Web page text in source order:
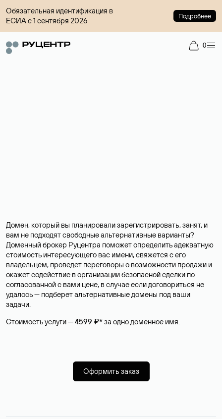
Обязательная идентификация в
ЕСИА с 1 сентября 2026
Подробнее
0
Домен, который вы планировали зарегистрировать, занят, и
вам не подходят свободные альтернативные варианты?
Доменный брокер Руцентра поможет определить адекватную
стоимость интересующего вас имени, свяжется с его
владельцем, проведет переговоры о возможности продажи и
окажет содействие в организации безопасной сделки по
согласованной с вами цене, в случае если договориться не
удалось — подберет альтернативные домены под ваши
задачи.
Стоимость услуги —4599 ₽*за одно доменное имя.
Оформить заказ